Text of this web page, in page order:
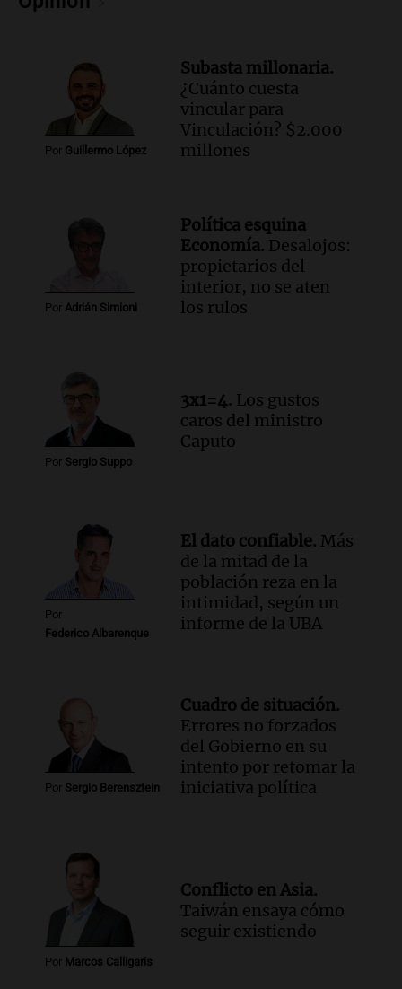
Audio.
Panorama Federal
Episodios
Por Guillermo López
Subasta millonaria.
¿Cuánto cuesta
vincular para
Vinculación? $2.000
millones
Por Adrián Simioni
Política esquina
Economía. Desalojos:
propietarios del
interior, no se aten
los rulos
Por Sergio Suppo
3x1=4. Los gustos
caros del ministro
Caputo
Por
Federico Albarenque
El dato confiable. Más
de la mitad de la
población reza en la
intimidad, según un
informe de la UBA
Por Sergio Berensztein
Cuadro de situación.
Errores no forzados
del Gobierno en su
intento por retomar la
iniciativa política
Por Marcos Calligaris
Conflicto en Asia.
Taiwán ensaya cómo
seguir existiendo